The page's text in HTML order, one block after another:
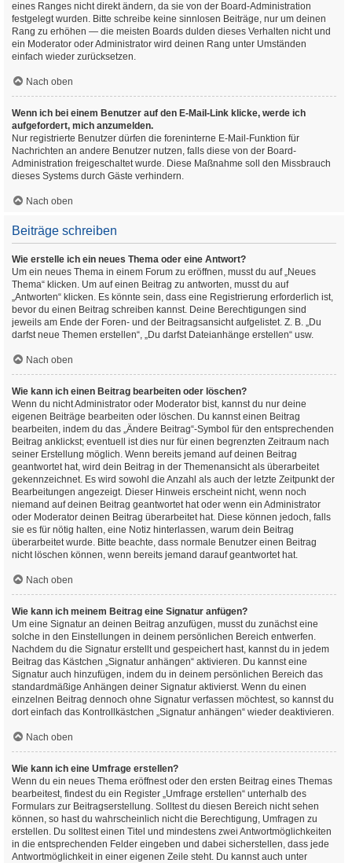
eines Ranges nicht direkt ändern, da sie von der Board-Administration
festgelegt wurden. Bitte schreibe keine sinnlosen Beiträge, nur um deinen
Rang zu erhöhen — die meisten Boards dulden dieses Verhalten nicht und
ein Moderator oder Administrator wird deinen Rang unter Umständen
einfach wieder zurücksetzen.
Nach oben
Wenn ich bei einem Benutzer auf den E-Mail-Link klicke, werde ich
aufgefordert, mich anzumelden.
Nur registrierte Benutzer dürfen die foreninterne E-Mail-Funktion für
Nachrichten an andere Benutzer nutzen, falls diese von der Board-
Administration freigeschaltet wurde. Diese Maßnahme soll den Missbrauch
dieses Systems durch Gäste verhindern.
Nach oben
Beiträge schreiben
Wie erstelle ich ein neues Thema oder eine Antwort?
Um ein neues Thema in einem Forum zu eröffnen, musst du auf „Neues
Thema“ klicken. Um auf einen Beitrag zu antworten, musst du auf
„Antworten“ klicken. Es könnte sein, dass eine Registrierung erforderlich ist,
bevor du einen Beitrag schreiben kannst. Deine Berechtigungen sind
jeweils am Ende der Foren- und der Beitragsansicht aufgelistet. Z. B. „Du
darfst neue Themen erstellen“, „Du darfst Dateianhänge erstellen“ usw.
Nach oben
Wie kann ich einen Beitrag bearbeiten oder löschen?
Wenn du nicht Administrator oder Moderator bist, kannst du nur deine
eigenen Beiträge bearbeiten oder löschen. Du kannst einen Beitrag
bearbeiten, indem du das „Ändere Beitrag“-Symbol für den entsprechenden
Beitrag anklickst; eventuell ist dies nur für einen begrenzten Zeitraum nach
seiner Erstellung möglich. Wenn bereits jemand auf deinen Beitrag
geantwortet hat, wird dein Beitrag in der Themenansicht als überarbeitet
gekennzeichnet. Es wird sowohl die Anzahl als auch der letzte Zeitpunkt der
Bearbeitungen angezeigt. Dieser Hinweis erscheint nicht, wenn noch
niemand auf deinen Beitrag geantwortet hat oder wenn ein Administrator
oder Moderator deinen Beitrag überarbeitet hat. Diese können jedoch, falls
sie es für nötig halten, eine Notiz hinterlassen, warum dein Beitrag
überarbeitet wurde. Bitte beachte, dass normale Benutzer einen Beitrag
nicht löschen können, wenn bereits jemand darauf geantwortet hat.
Nach oben
Wie kann ich meinem Beitrag eine Signatur anfügen?
Um eine Signatur an deinen Beitrag anzufügen, musst du zunächst eine
solche in den Einstellungen in deinem persönlichen Bereich entwerfen.
Nachdem du die Signatur erstellt und gespeichert hast, kannst du in jedem
Beitrag das Kästchen „Signatur anhängen“ aktivieren. Du kannst eine
Signatur auch hinzufügen, indem du in deinem persönlichen Bereich das
standardmäßige Anhängen deiner Signatur aktivierst. Wenn du einen
einzelnen Beitrag dennoch ohne Signatur verfassen möchtest, so kannst du
dort einfach das Kontrollkästchen „Signatur anhängen“ wieder deaktivieren.
Nach oben
Wie kann ich eine Umfrage erstellen?
Wenn du ein neues Thema eröffnest oder den ersten Beitrag eines Themas
bearbeitest, findest du ein Register „Umfrage erstellen“ unterhalb des
Formulars zur Beitragserstellung. Solltest du diesen Bereich nicht sehen
können, so hast du wahrscheinlich nicht die Berechtigung, Umfragen zu
erstellen. Du solltest einen Titel und mindestens zwei Antwortmöglichkeiten
in die entsprechenden Felder eingeben und dabei sicherstellen, dass jede
Antwortmöglichkeit in einer eigenen Zeile steht. Du kannst auch unter